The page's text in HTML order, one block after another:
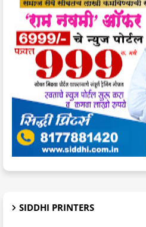
SIDDHI PRINTERS